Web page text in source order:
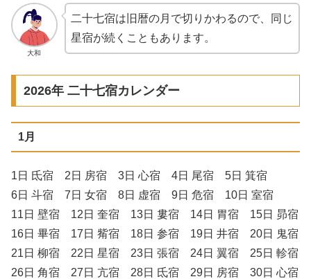
大和
二十七宿は旧暦の月で切りかわるので、同じ
星宿が続くこともあります。
2026年 二十七宿カレンダー
1月
1日 氐宿 2日 房宿 3日 心宿 4日 尾宿 5日 箕宿
6日 斗宿 7日 女宿 8日 虚宿 9日 危宿 10日 室宿
11日 壁宿 12日 奎宿 13日 婁宿 14日 胃宿 15日 昴宿
16日 畢宿 17日 觜宿 18日 参宿 19日 井宿 20日 鬼宿
21日 柳宿 22日 星宿 23日 張宿 24日 翼宿 25日 軫宿
26日 角宿 27日 亢宿 28日 氐宿 29日 房宿 30日 心宿